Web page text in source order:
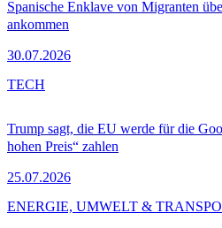
Spanische Enklave von Migranten
ankommen
30.07.2026
Trump sagt, die EU werde für die
hohen Preis“ zahlen
25.07.2026
TECH
ENERGIE, UMWELT &